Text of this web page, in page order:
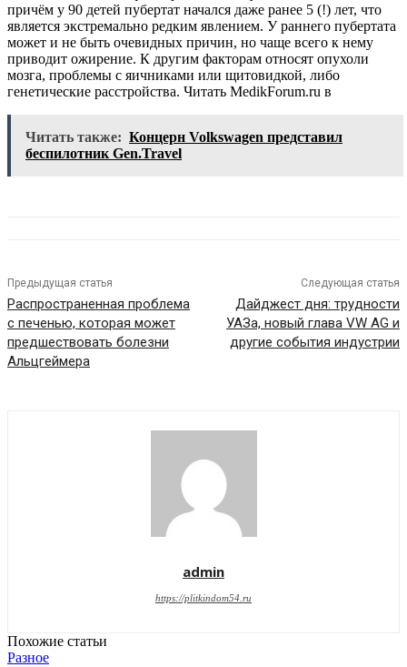
причём у 90 детей пубертат начался даже ранее 5 (!) лет, что
является экстремально редким явлением. У раннего пубертата
может и не быть очевидных причин, но чаще всего к нему
приводит ожирение. К другим факторам относят опухоли
мозга, проблемы с яичниками или щитовидкой, либо
генетические расстройства. Читать MedikForum.ru в
Читать также: Концерн Volkswagen представил
беспилотник Gen.Travel
Предыдущая статья
Распространенная проблема
с печенью, которая может
предшествовать болезни
Альцгеймера
Следующая статья
Дайджест дня: трудности
УАЗа, новый глава VW AG и
другие события индустрии
admin
https://plitkindom54.ru
Похожие статьи
Разное